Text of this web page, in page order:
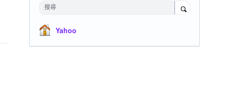
搜尋
Yahoo